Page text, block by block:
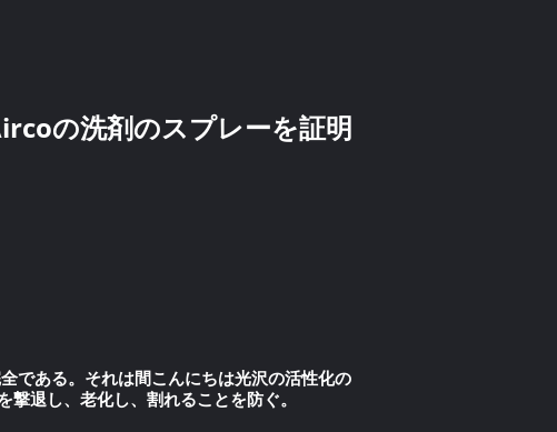
の洗剤のスプレーを証明
である。それは間こんにちは光沢の活性化の
退し、老化し、割れることを防ぐ。